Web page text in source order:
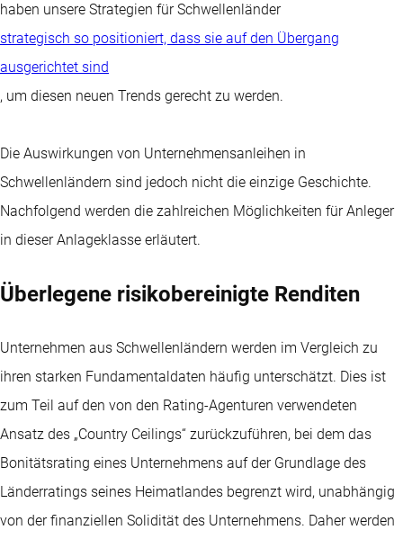
haben unsere Strategien für Schwellenländer
strategisch so positioniert, dass sie auf den Übergang
ausgerichtet sind
, um diesen neuen Trends gerecht zu werden.
Die Auswirkungen von Unternehmensanleihen in
Schwellenländern sind jedoch nicht die einzige Geschichte.
Nachfolgend werden die zahlreichen Möglichkeiten für Anleger
in dieser Anlageklasse erläutert.
Überlegene risikobereinigte Renditen
Unternehmen aus Schwellenländern werden im Vergleich zu
ihren starken Fundamentaldaten häufig unterschätzt. Dies ist
zum Teil auf den von den Rating-Agenturen verwendeten
Ansatz des „Country Ceilings“ zurückzuführen, bei dem das
Bonitätsrating eines Unternehmens auf der Grundlage des
Länderratings seines Heimatlandes begrenzt wird, unabhängig
von der finanziellen Solidität des Unternehmens. Daher werden